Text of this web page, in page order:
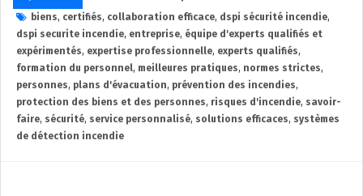
biens, certifiés, collaboration efficace, dspi sécurité incendie,
dspi securite incendie, entreprise, équipe d'experts qualifiés et
expérimentés, expertise professionnelle, experts qualifiés,
formation du personnel, meilleures pratiques, normes strictes,
personnes, plans d'évacuation, prévention des incendies,
protection des biens et des personnes, risques d'incendie, savoir-
faire, sécurité, service personnalisé, solutions efficaces, systèmes
de détection incendie